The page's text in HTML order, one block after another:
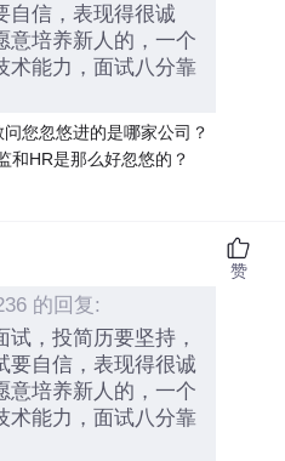
自信，表现得很诚
意培养新人的，一个
术能力，面试八分靠
您忽悠进的是哪家公司？
和HR是那么好忽悠的？
的回复:
，投简历要坚持，
要自信，表现得很诚
意培养新人的，一个
术能力，面试八分靠
赞